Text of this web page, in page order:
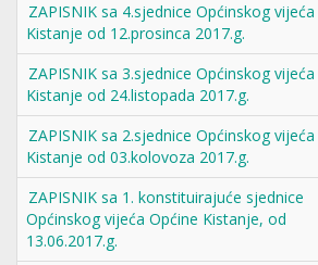
ZAPISNIK sa 4.sjednice Općinskog
Kistanje od 12.prosinca 2017.g.
ZAPISNIK sa 3.sjednice Općinskog
Kistanje od 24.listopada 2017.g.
ZAPISNIK sa 2.sjednice Općinskog
Kistanje od 03.kolovoza 2017.g.
ZAPISNIK sa 1. konstituirajuće sjednice
Općinskog vijeća Općine Kistanje, od
13.06.2017.g.